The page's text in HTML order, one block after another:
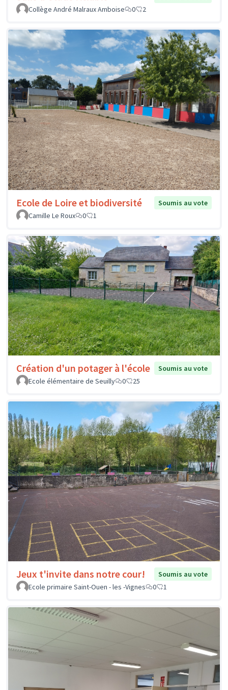
Collège André Malraux Amboise
0 2
Ecole de Loire et biodiversité
Soumis au vote
Camille Le Roux
0 1
Création d'un potager à l'école
Soumis au vote
Ecole élémentaire de Seuilly
0 25
Jeux t'invite dans notre cour!
Soumis au vote
Ecole primaire Saint-Ouen - les -Vignes
0 1